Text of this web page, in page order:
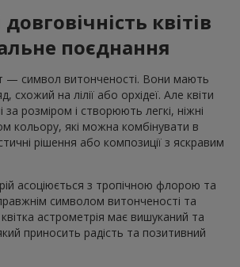
довговічність квітів
поєднання
— символ витонченості. Вони мають
схожий на лілії або орхідеї. Але квіти
за розміром і створюють легкі, ніжні
кольору, які можна комбінувати в
рішення або композиції з яскравим
асоціюється з тропічною флорою та
символом витонченості та
астрометрія має вишуканий та
приносить радість та позитивний